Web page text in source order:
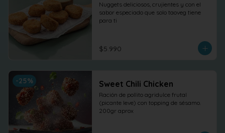
Nuggets deliciosos, crujientes y con el
sabor especiado que solo taoveg tiene
para ti
$5.990
-25% Sweet Chili Chicken
Ración de pollito agridulce frutal
(picante leve) con topping de sésamo.
200gr aprox